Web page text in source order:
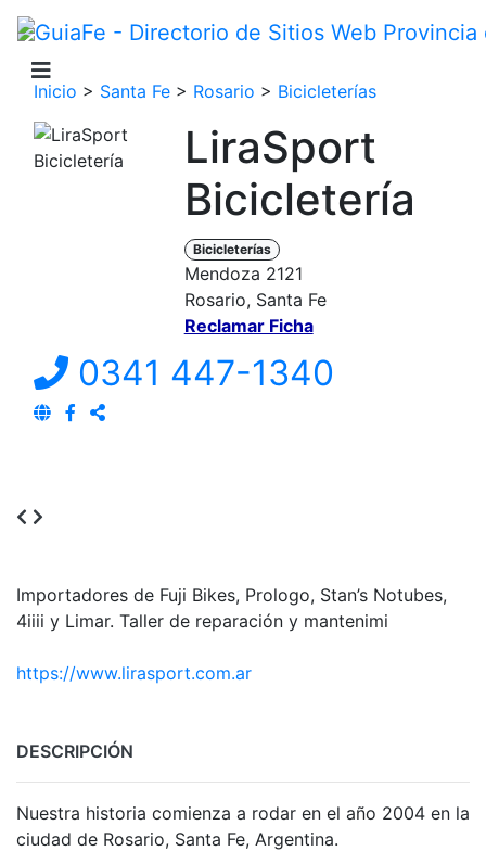
Inicio > Santa Fe > Rosario > Bicicleterías
LiraSport
Bicicletería
Bicicleterías
Mendoza 2121
Rosario, Santa Fe
Reclamar Ficha
0341 447-1340
Importadores de Fuji Bikes, Prologo, Stan’s Notubes,
4iiii y Limar. Taller de reparación y mantenimi
https://www.lirasport.com.ar
DESCRIPCIÓN
Nuestra historia comienza a rodar en el año 2004 en la
ciudad de Rosario, Santa Fe, Argentina.